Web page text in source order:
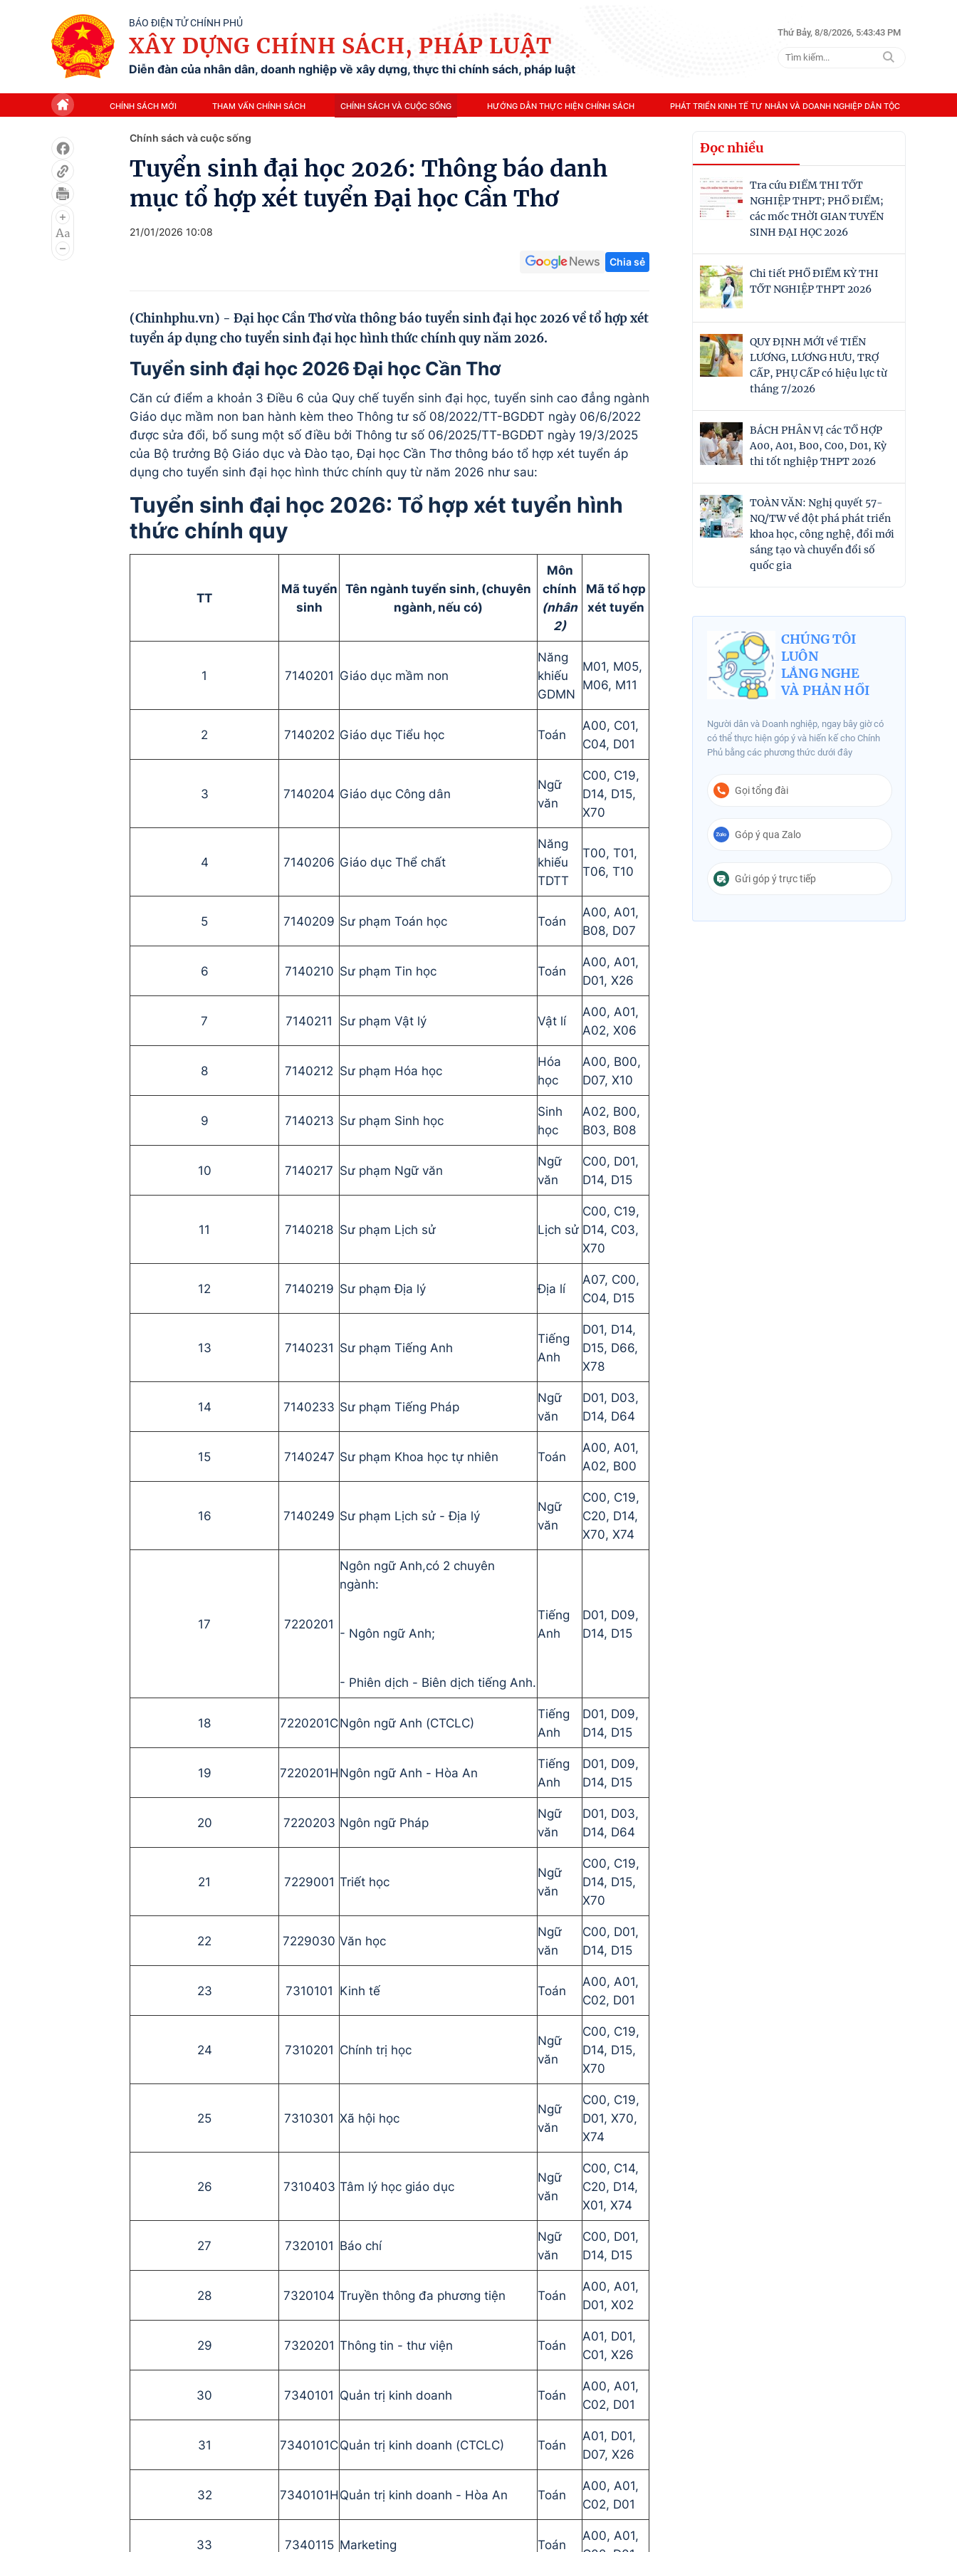
BÁO ĐIỆN TỬ CHÍNH PHỦ
XÂY DỰNG CHÍNH SÁCH, PHÁP LUẬT
Diễn đàn của nhân dân, doanh nghiệp về xây dựng, thực thi chính sách, pháp luật
Thứ Bảy, 8/8/2026, 5:43:44 PM
CHÍNH SÁCH MỚI THAM VẤN CHÍNH SÁCH CHÍNH SÁCH VÀ CUỘC SỐNG HƯỚNG DẪN THỰC HIỆN CHÍNH SÁCH PHÁT TRIỂN KINH TẾ TƯ NHÂN VÀ DOANH NGHIỆP DÂN TỘC
Chính sách và cuộc sống
Tuyển sinh đại học 2026: Thông báo danh
mục tổ hợp xét tuyển Đại học Cần Thơ
21/01/2026 10:08
Chia sẻ
(Chinhphu.vn) - Đại học Cần Thơ vừa thông báo tuyển sinh đại học 2026 về tổ hợp xét
tuyển áp dụng cho tuyển sinh đại học hình thức chính quy năm 2026.
Tuyển sinh đại học 2026 Đại học Cần Thơ
Căn cứ điểm a khoản 3 Điều 6 của Quy chế tuyển sinh đại học, tuyển sinh cao đẳng ngành
Giáo dục mầm non ban hành kèm theo Thông tư số 08/2022/TT-BGDĐT ngày 06/6/2022
được sửa đổi, bổ sung một số điều bởi Thông tư số 06/2025/TT-BGDĐT ngày 19/3/2025
của Bộ trưởng Bộ Giáo dục và Đào tạo, Đại học Cần Thơ thông báo tổ hợp xét tuyển áp
dụng cho tuyển sinh đại học hình thức chính quy từ năm 2026 như sau:
Tuyển sinh đại học 2026: Tổ hợp xét tuyển hình
thức chính quy
TT
Mã tuyển
sinh
Tên ngành tuyển sinh, (chuyên
ngành, nếu có)
Môn
chính
(nhân
2)
Mã tổ hợp
xét tuyển
1 7140201 Giáo dục mầm non
Năng
khiếu
GDMN
M01, M05,
M06, M11
2 7140202 Giáo dục Tiểu học Toán
A00, C01,
C04, D01
3 7140204 Giáo dục Công dân
Ngữ
văn
C00, C19,
D14, D15,
X70
4 7140206 Giáo dục Thể chất
Năng
khiếu
TDTT
T00, T01,
T06, T10
5 7140209 Sư phạm Toán học Toán
A00, A01,
B08, D07
6 7140210 Sư phạm Tin học Toán
A00, A01,
D01, X26
7 7140211 Sư phạm Vật lý Vật lí
A00, A01,
A02, X06
8 7140212 Sư phạm Hóa học
Hóa
học
A00, B00,
D07, X10
9 7140213 Sư phạm Sinh học
Sinh
học
A02, B00,
B03, B08
10 7140217 Sư phạm Ngữ văn
Ngữ
văn
C00, D01,
D14, D15
11 7140218 Sư phạm Lịch sử Lịch sử
C00, C19,
D14, C03,
X70
12 7140219 Sư phạm Địa lý Địa lí
A07, C00,
C04, D15
13 7140231 Sư phạm Tiếng Anh
Tiếng
Anh
D01, D14,
D15, D66,
X78
14 7140233 Sư phạm Tiếng Pháp
Ngữ
văn
D01, D03,
D14, D64
15 7140247 Sư phạm Khoa học tự nhiên Toán
A00, A01,
A02, B00
16 7140249 Sư phạm Lịch sử - Địa lý
Ngữ
văn
C00, C19,
C20, D14,
X70, X74
17 7220201
Ngôn ngữ Anh,có 2 chuyên
ngành:
- Ngôn ngữ Anh;
- Phiên dịch - Biên dịch tiếng Anh.
Tiếng
Anh
D01, D09,
D14, D15
18 7220201CNgôn ngữ Anh (CTCLC)
Tiếng
Anh
D01, D09,
D14, D15
19 7220201H Ngôn ngữ Anh - Hòa An
Tiếng
Anh
D01, D09,
D14, D15
20 7220203 Ngôn ngữ Pháp
Ngữ
văn
D01, D03,
D14, D64
21 7229001 Triết học
Ngữ
văn
C00, C19,
D14, D15,
X70
22 7229030 Văn học
Ngữ
văn
C00, D01,
D14, D15
23 7310101 Kinh tế Toán
A00, A01,
C02, D01
24 7310201 Chính trị học
Ngữ
văn
C00, C19,
D14, D15,
X70
25 7310301 Xã hội học
Ngữ
văn
C00, C19,
D01, X70,
X74
26 7310403 Tâm lý học giáo dục
Ngữ
văn
C00, C14,
C20, D14,
X01, X74
27 7320101 Báo chí
Ngữ
văn
C00, D01,
D14, D15
28 7320104 Truyền thông đa phương tiện Toán
A00, A01,
D01, X02
29 7320201 Thông tin - thư viện Toán
A01, D01,
C01, X26
30 7340101 Quản trị kinh doanh Toán
A00, A01,
C02, D01
31 7340101CQuản trị kinh doanh (CTCLC) Toán
A01, D01,
D07, X26
32 7340101H Quản trị kinh doanh - Hòa An Toán
A00, A01,
C02, D01
33 7340115 Marketing Toán
A00, A01,
Đọc nhiều
Tra cứu ĐIỂM THI TỐT
NGHIỆP THPT; PHỔ ĐIỂM;
các mốc THỜI GIAN TUYỂN
SINH ĐẠI HỌC 2026
Chi tiết PHỔ ĐIỂM KỲ THI
TỐT NGHIỆP THPT 2026
QUY ĐỊNH MỚI về TIỀN
LƯƠNG, LƯƠNG HƯU, TRỢ
CẤP, PHỤ CẤP có hiệu lực từ
tháng 7/2026
BÁCH PHÂN VỊ các TỔ HỢP
A00, A01, B00, C00, D01, Kỳ
thi tốt nghiệp THPT 2026
TOÀN VĂN: Nghị quyết 57-
NQ/TW về đột phá phát triển
khoa học, công nghệ, đổi mới
sáng tạo và chuyển đổi số
quốc gia
CHÚNG TÔI
LUÔN
LẮNG NGHE
VÀ PHẢN HỒI
Người dân và Doanh nghiệp, ngay bây giờ có
có thể thực hiện góp ý và hiến kế cho Chính
Phủ bằng các phương thức dưới đây
Gọi tổng đài
Góp ý qua Zalo
Gửi góp ý trực tiếp